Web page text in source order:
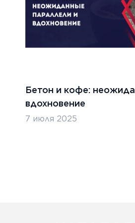
Бетон и кофе:
вдохновение
7 июля 2025